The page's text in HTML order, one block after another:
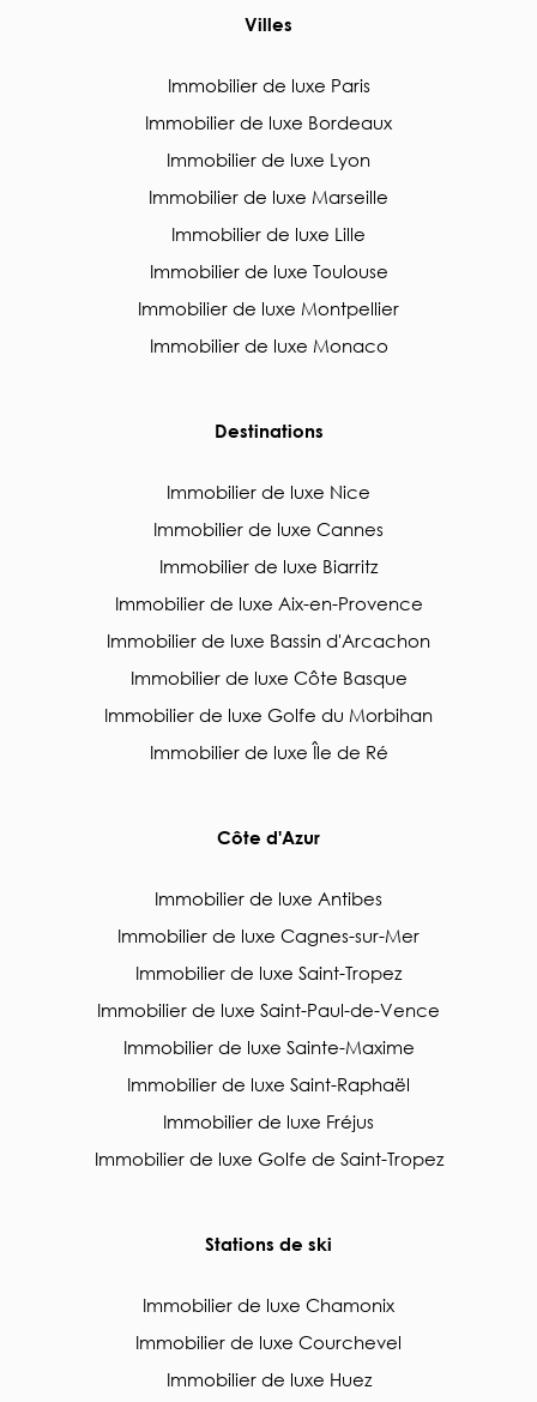
Villes
Immobilier de luxe Paris
Immobilier de luxe Bordeaux
Immobilier de luxe Lyon
Immobilier de luxe Marseille
Immobilier de luxe Lille
Immobilier de luxe Toulouse
Immobilier de luxe Montpellier
Immobilier de luxe Monaco
Destinations
Immobilier de luxe Nice
Immobilier de luxe Cannes
Immobilier de luxe Biarritz
Immobilier de luxe Aix-en-Provence
Immobilier de luxe Bassin d'Arcachon
Immobilier de luxe Côte Basque
Immobilier de luxe Golfe du Morbihan
Immobilier de luxe Île de Ré
Côte d'Azur
Immobilier de luxe Antibes
Immobilier de luxe Cagnes-sur-Mer
Immobilier de luxe Saint-Tropez
Immobilier de luxe Saint-Paul-de-Vence
Immobilier de luxe Sainte-Maxime
Immobilier de luxe Saint-Raphaël
Immobilier de luxe Fréjus
Immobilier de luxe Golfe de Saint-Tropez
Stations de ski
Immobilier de luxe Chamonix
Immobilier de luxe Courchevel
Immobilier de luxe Huez